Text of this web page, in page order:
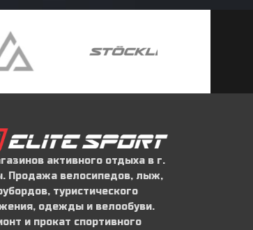
активного отдыха в г.
Продажа велосипедов, лыж,
туристического
одежды и велообуви.
и прокат спортивного